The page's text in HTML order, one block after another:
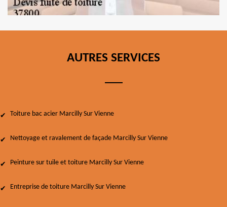
AUTRES SERVICES
Toiture bac acier Marcilly Sur Vienne
Nettoyage et ravalement de façade Marcilly Sur Vienne
Peinture sur tuile et toiture Marcilly Sur Vienne
Entreprise de toiture Marcilly Sur Vienne